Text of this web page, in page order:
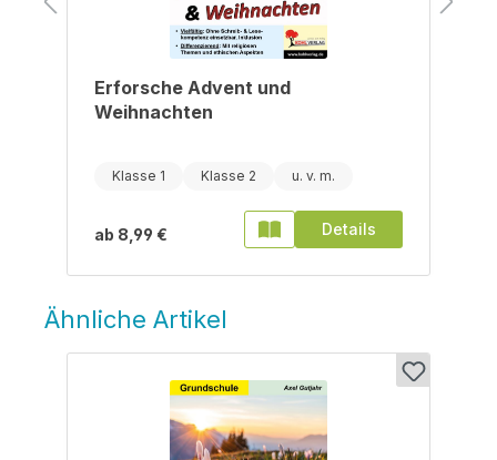
Erforsche Advent und
Weihnachten
Klasse 1 Klasse 2
ab 8,99 € Details
Ähnliche Artikel